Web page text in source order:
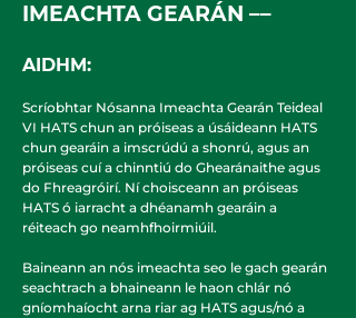
IMEACHTA GEARÁN ––
AIDHM:
Scríobhtar Nósanna Imeachta Gearán Teideal
VI HATS chun an próiseas a úsáideann HATS
chun gearáin a imscrúdú a shonrú, agus an
próiseas cuí a chinntiú do Ghearánaithe agus
do Fhreagróirí. Ní choisceann an próiseas
HATS ó iarracht a dhéanamh gearáin a
réiteach go neamhfhoirmiúil.
Baineann an nós imeachta seo le gach gearán
seachtrach a bhaineann le haon chlár nó
gníomhaíocht arna riar ag HATS agus/nó a